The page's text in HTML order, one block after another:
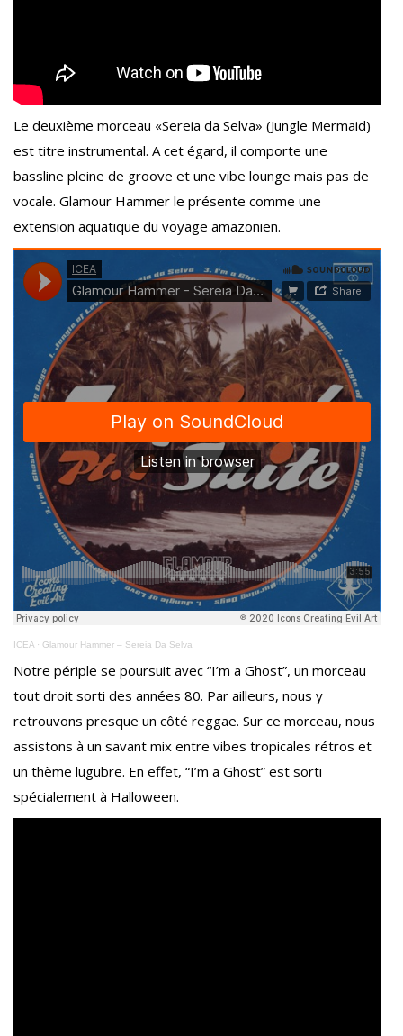
Le deuxième morceau «Sereia da Selva» (Jungle Mermaid)
est titre instrumental. A cet égard, il comporte une
bassline pleine de groove et une vibe lounge mais pas de
vocale. Glamour Hammer le présente comme une
extension aquatique du voyage amazonien.
ICEA · Glamour Hammer – Sereia Da Selva
Notre périple se poursuit avec “I’m a Ghost”, un morceau
tout droit sorti des années 80. Par ailleurs, nous y
retrouvons presque un côté reggae. Sur ce morceau, nous
assistons à un savant mix entre vibes tropicales rétros et
un thème lugubre. En effet, “I’m a Ghost” est sorti
spécialement à Halloween.